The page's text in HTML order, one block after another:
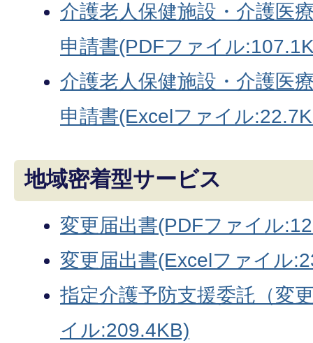
介護老人保健施設・介護医
申請書(PDFファイル
介護老人保健施設・介護医
申請書(Excelファイル
地域密着型サービス
変更届出書(PDFファイル
変更届出書(Excelファイル
指定介護予防支援委託（変
イル:209.4KB)